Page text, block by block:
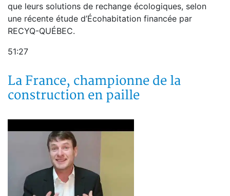
que leurs solutions de rechange écologiques, selon
une récente étude d’Écohabitation financée par
RECYQ-QUÉBEC.
51:27
La France, championne de la
construction en paille